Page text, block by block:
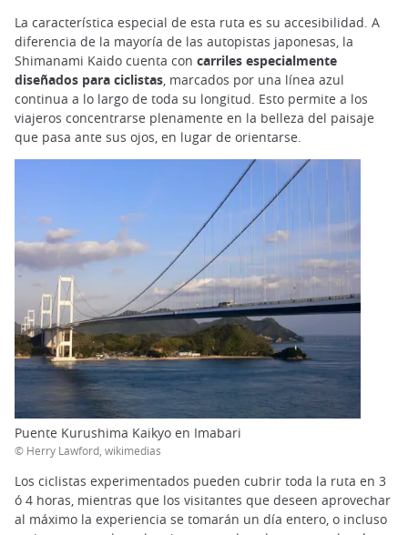
La característica especial de esta ruta es su accesibilidad. A
diferencia de la mayoría de las autopistas japonesas, la
Shimanami Kaido cuenta con carriles especialmente
diseñados para ciclistas, marcados por una línea azul
continua a lo largo de toda su longitud. Esto permite a los
viajeros concentrarse plenamente en la belleza del paisaje
que pasa ante sus ojos, en lugar de orientarse.
Puente Kurushima Kaikyo en Imabari
© Herry Lawford, wikimedias
Los ciclistas experimentados pueden cubrir toda la ruta en 3
ó 4 horas, mientras que los visitantes que deseen aprovechar
al máximo la experiencia se tomarán un día entero, o incluso